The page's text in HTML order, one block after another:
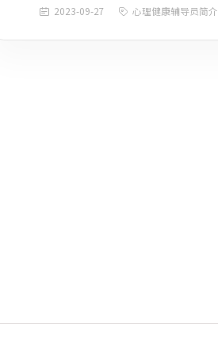
2023-09-27 心理健康辅导员简介